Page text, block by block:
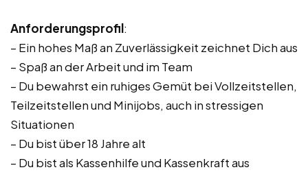
Anforderungsprofil:
– Ein hohes Maß an Zuverlässigkeit zeichnet Dich aus
– Spaß an der Arbeit und im Team
– Du bewahrst ein ruhiges Gemüt bei Vollzeitstellen,
Teilzeitstellen und Minijobs, auch in stressigen
Situationen
– Du bist über 18 Jahre alt
– Du bist als Kassenhilfe und Kassenkraft aus